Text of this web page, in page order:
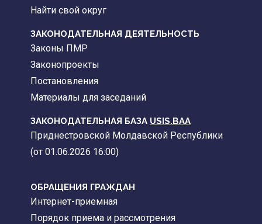
Найти свой округ
ЗАКОНОДАТЕЛЬНАЯ ДЕЯТЕЛЬНОСТЬ
Законы ПМР
Законопроекты
Постановления
Материалы для заседаний
ЗАКОНОДАТЕЛЬНАЯ БАЗА USIS.BAA
Приднестровской Молдавской Республики
(от 01.06.2026 16:00)
ОБРАЩЕНИЯ ГРАЖДАН
Интернет-приемная
Порядок приема и рассмотрения